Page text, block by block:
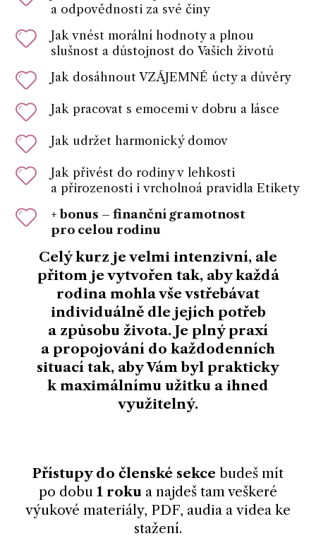
a odpovědnosti za své činy
Jak vnést morální hodnoty a plnou
slušnost a důstojnost do Vašich životů
Jak dosáhnout VZÁJEMNÉ úcty a důvěry
Jak pracovat s emocemi v dobru a lásce
Jak udržet harmonický domov
Jak přivést do rodiny v lehkosti
a přirozenosti i vrcholnoá pravidla Etikety
+ bonus – finanční gramotnost
pro celou rodinu
Celý kurz jevelmi intenzivní, ale
přitom je vytvořen tak, aby každá
rodina mohla vše vstřebávat
individuálně dle jejích potřeb
a způsobu života. Je plný praxí
a propojování do každodenních
situací tak, aby Vám byl prakticky
k maximálnímu užitku a ihned
využitelný.
Přístupy do členské sekce budeš mít
po dobu 1 roku a najdeš tam veškeré
výukové materiály, PDF, audia a videa ke
stažení.